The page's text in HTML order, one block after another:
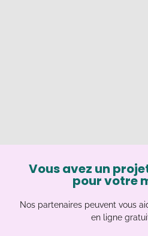
Vous avez un
pour votre
Nos partenaires peuvent vous
en ligne